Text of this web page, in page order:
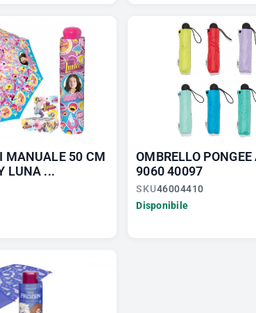
MANUALE 50 CM
LUNA ...
OMBRELLO
9060 40097
SKU46004410
Disponibile